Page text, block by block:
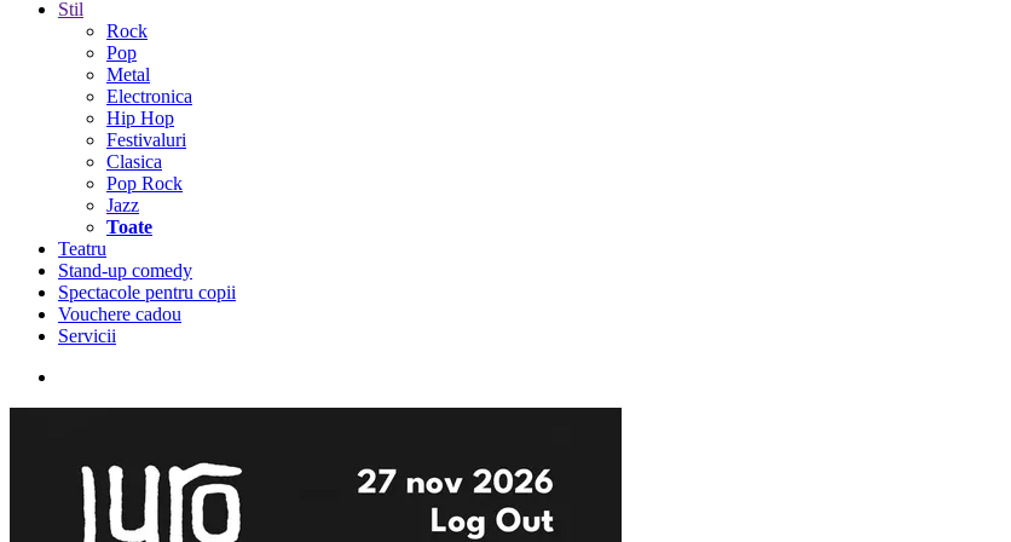
Stil
Rock
Pop
Metal
Electronica
Hip Hop
Festivaluri
Clasica
Pop Rock
Jazz
Toate
Teatru
Stand-up comedy
Spectacole pentru copii
Vouchere cadou
Servicii